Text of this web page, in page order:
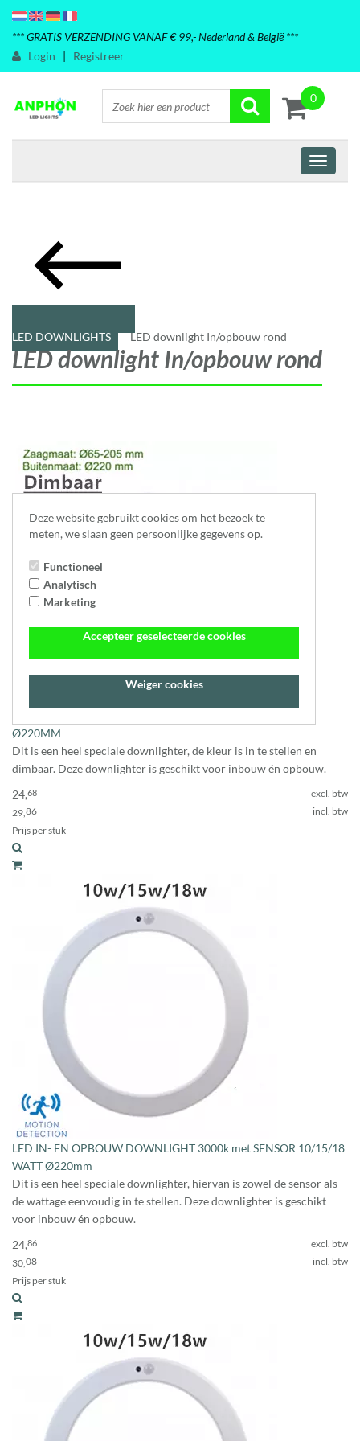
*** GRATIS VERZENDING VANAF € 99,- Nederland & België ***
Login
| Registreer
0
LED DOWNLIGHTS LED downlight In/opbouw rond
LED downlight In/opbouw rond
Ø220MM
Dit is een heel speciale downlighter, de kleur is in te stellen en
dimbaar. Deze downlighter is geschikt voor inbouw én opbouw.
24,68
excl. btw
29,86
incl. btw
Prijs per stuk
LED IN- EN OPBOUW DOWNLIGHT 3000k met SENSOR 10/15/18
WATT Ø220mm
Dit is een heel speciale downlighter, hiervan is zowel de sensor als
de wattage eenvoudig in te stellen. Deze downlighter is geschikt
voor inbouw én opbouw.
24,86
excl. btw
30,08
incl. btw
Prijs per stuk
Deze website gebruikt cookies om het bezoek te
meten, we slaan geen persoonlijke gegevens op.
Functioneel
Analytisch
Marketing
Accepteer geselecteerde cookies
Weiger cookies